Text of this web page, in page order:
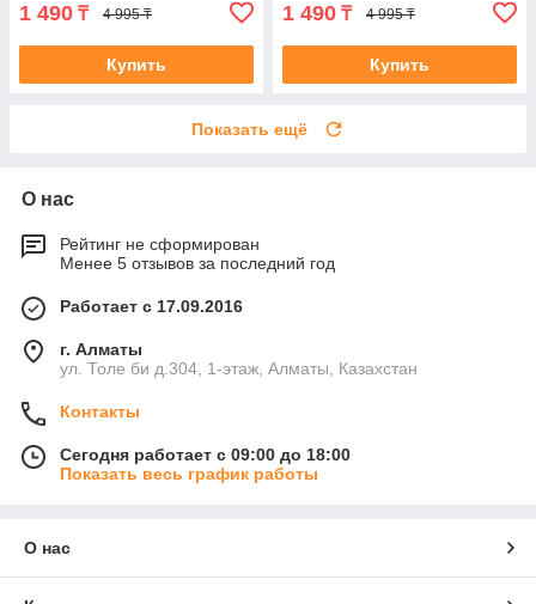
1 490 ₸ 4 995 ₸
Купить
1 490 ₸ 4 995 ₸
Купить
Показать ещё
О нас
Рейтинг не сформирован
Менее 5 отзывов за последний год
Работает с 17.09.2016
г. Алматы
ул. Толе би д.304, 1-этаж, Алматы, Казахстан
Контакты
Сегодня работает с 09:00 до 18:00
Показать весь график работы
О нас